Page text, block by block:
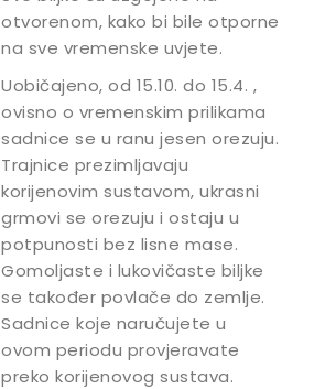
otvorenom, kako bi bile otporne
na sve vremenske uvjete.
Uobičajeno, od 15.10. do 15.4. ,
ovisno o vremenskim prilikama
sadnice se u ranu jesen orezuju.
Trajnice prezimljavaju
korijenovim sustavom, ukrasni
grmovi se orezuju i ostaju u
potpunosti bez lisne mase.
Gomoljaste i lukovičaste biljke
se također povlače do zemlje.
Sadnice koje naručujete u
ovom periodu provjeravate
preko korijenovog sustava.